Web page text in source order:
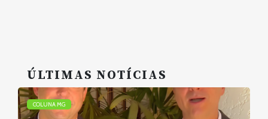
ÚLTIMAS NOTÍCIAS
COLUNA MG